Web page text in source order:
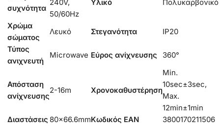
συχνότητα
240V,
50/60Hz
Υλικό Πολυκαρβονικό
Χρώμα
σώματος
Λευκό Στεγανότητα
IP20
Τύπος
ανιχνευτή
Microwave Εύρος ανίχνευσης 360°
Απόσταση
ανίχνευσης
2-16m Χρονοκαθυστέρηση
Min.
10sec±3sec,
Max.
12min±1min
Διαστάσεις 80×66.6mmΚωδικός EAN
3800170211506